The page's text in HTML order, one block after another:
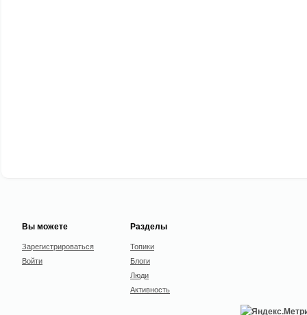
Вы можете
Зарегистрироваться
Войти
Разделы
Топики
Блоги
Люди
Активность